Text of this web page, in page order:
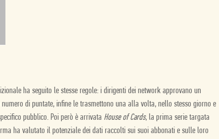
ha seguito le stesse regole: i dirigenti dei network approvano un
di puntate, infine le trasmettono una alla volta, nello stesso giorno e
pubblico. Poi però è arrivata House of Cards, la prima serie targata
ha valutato il potenziale dei dati raccolti sui suoi abbonati e sulle loro